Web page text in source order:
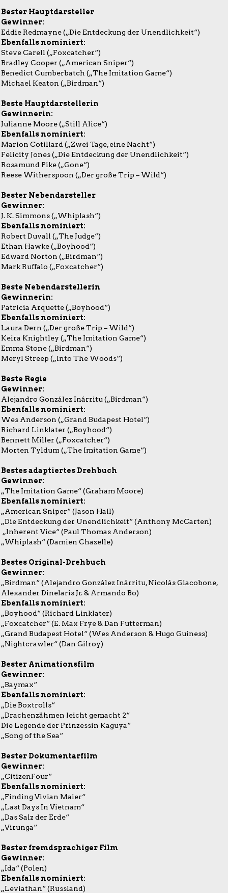
Bester Hauptdarsteller
Gewinner:
Eddie Redmayne („Die Entdeckung der Unendlichkeit“)
Ebenfalls nominiert:
Steve Carell („Foxcatcher“)
Bradley Cooper („American Sniper“)
Benedict Cumberbatch („The Imitation Game“)
Michael Keaton („Birdman“)
Beste Hauptdarstellerin
Gewinnerin:
Julianne Moore („Still Alice“)
Ebenfalls nominiert:
Marion Cotillard („Zwei Tage, eine Nacht“)
Felicity Jones („Die Entdeckung der Unendlichkeit“)
Rosamund Pike („Gone“)
Reese Witherspoon („Der große Trip – Wild“)
Bester Nebendarsteller
Gewinner:
J. K. Simmons („Whiplash“)
Ebenfalls nominiert:
Robert Duvall („The Judge“)
Ethan Hawke („Boyhood“)
Edward Norton („Birdman“)
Mark Ruffalo („Foxcatcher“)
Beste Nebendarstellerin
Gewinnerin:
Patricia Arquette („Boyhood“)
Ebenfalls nominiert:
Laura Dern („Der große Trip – Wild“)
Keira Knightley („The Imitation Game“)
Emma Stone („Birdman“)
Meryl Streep („Into The Woods“)
Beste Regie
Gewinner:
Alejandro González Inárritu („Birdman“)
Ebenfalls nominiert:
Wes Anderson („Grand Budapest Hotel“)
Richard Linklater („Boyhood“)
Bennett Miller („Foxcatcher“)
Morten Tyldum („The Imitation Game“)
Bestes adaptiertes Drehbuch
Gewinner:
„The Imitation Game“ (Graham Moore)
Ebenfalls nominiert:
„American Sniper“ (Jason Hall)
„Die Entdeckung der Unendlichkeit“ (Anthony McCarten)
„Inherent Vice“ (Paul Thomas Anderson)
„Whiplash“ (Damien Chazelle)
Bestes Original-Drehbuch
Gewinner:
„Birdman“ (Alejandro González Inárritu, Nicolás Giacobone,
Alexander Dinelaris Jr. & Armando Bo)
Ebenfalls nominiert:
„Boyhood“ (Richard Linklater)
„Foxcatcher“ (E. Max Frye & Dan Futterman)
„Grand Budapest Hotel“ (Wes Anderson & Hugo Guiness)
„Nightcrawler“ (Dan Gilroy)
Bester Animationsfilm
Gewinner:
„Baymax“
Ebenfalls nominiert:
„Die Boxtrolls“
„Drachenzähmen leicht gemacht 2“
Die Legende der Prinzessin Kaguya“
„Song of the Sea“
Bester Dokumentarfilm
Gewinner:
„CitizenFour“
Ebenfalls nominiert:
„Finding Vivian Maier“
„Last Days In Vietnam“
„Das Salz der Erde“
„Virunga“
Bester fremdsprachiger Film
Gewinner:
„Ida“ (Polen)
Ebenfalls nominiert:
„Leviathan“ (Russland)